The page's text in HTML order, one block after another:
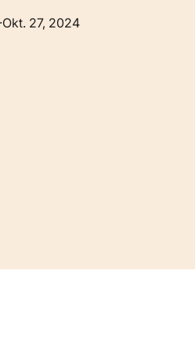
Okt. 27, 2024